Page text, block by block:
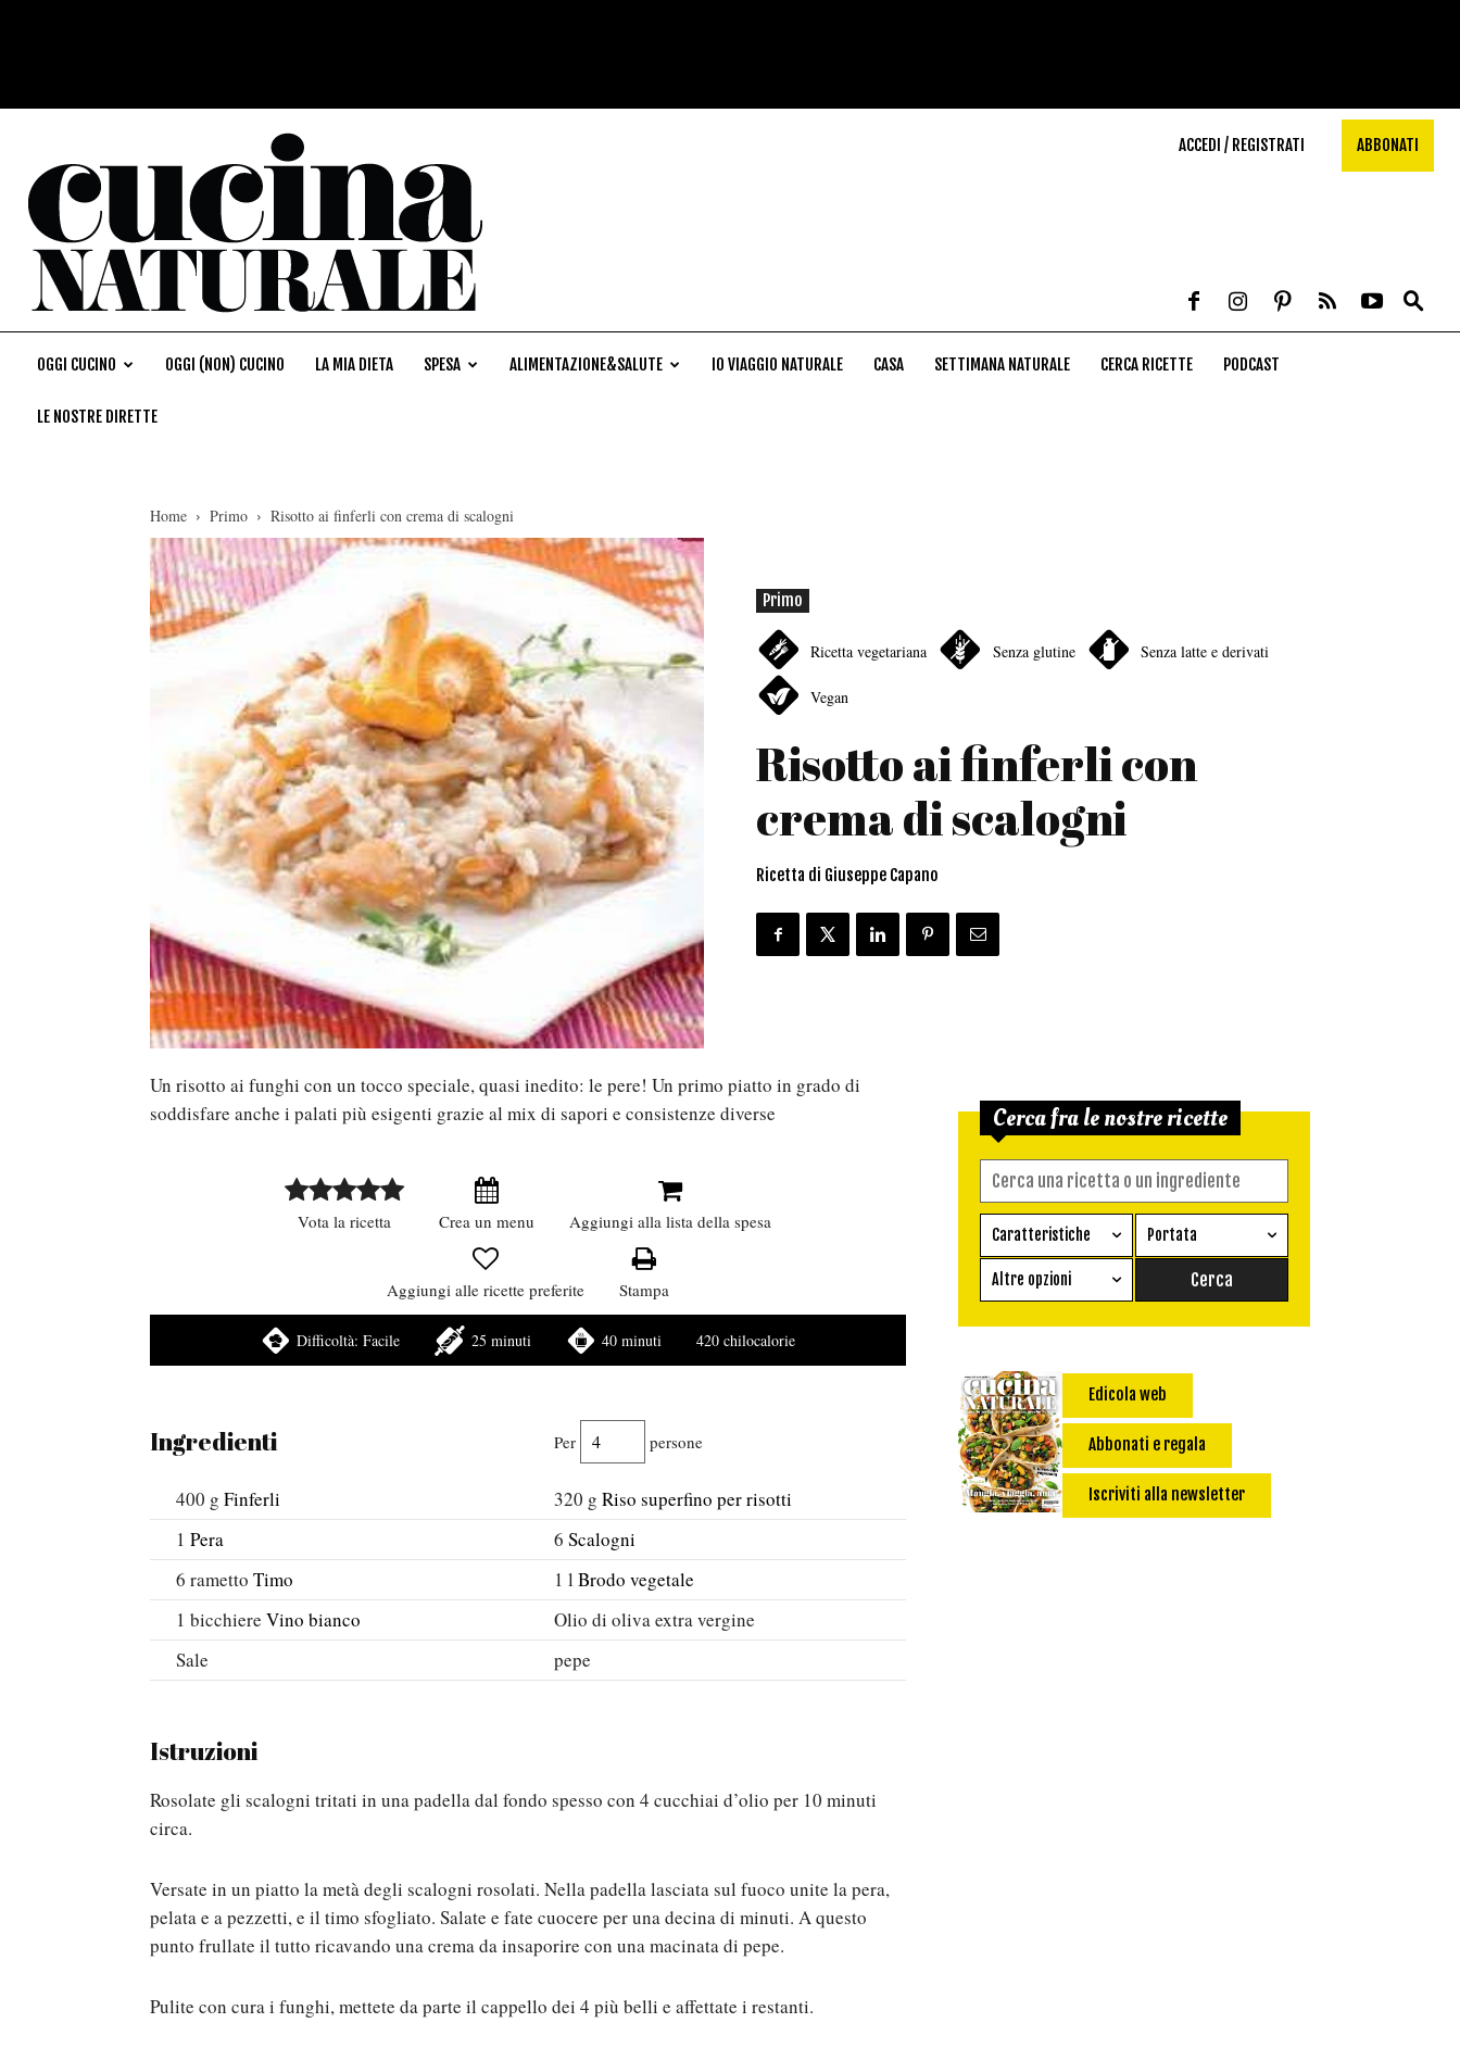
ACCEDI / REGISTRATI ABBONATI
OGGI CUCINO OGGI (NON) CUCINO LA MIA DIETA SPESA ALIMENTAZIONE&SALUTE IO VIAGGIO NATURALE CASA SETTIMANA NATURALE CERCA RICETTE PODCAST
LE NOSTRE DIRETTE
Home Primo Risotto ai finferli con crema di scalogni
Primo
Ricetta vegetariana Senza glutine Senza latte e derivati
Vegan
Risotto ai finferli con
crema di scalogni
Ricetta di Giuseppe Capano
Un risotto ai funghi con un tocco speciale, quasi inedito: le pere! Un primo piatto in grado di
soddisfare anche i palati più esigenti grazie al mix di sapori e consistenze diverse
Vota la ricetta Crea un menu Aggiungi alla lista della spesa
Aggiungi alle ricette preferite Stampa
Difficoltà:Facile 25 minuti 40 minuti 420 chilocalorie
Ingredienti Per persone
400 g Finferli 320 g Riso superfino per risotti
1 Pera 6 Scalogni
6 rametto Timo 1 l Brodo vegetale
1 bicchiere Vino bianco
Olio di oliva extra vergine
Sale
pepe
Istruzioni
Rosolate gli scalogni tritati in una padella dal fondo spesso con 4 cucchiai d’olio per 10 minuti
circa.
Versate in un piatto la metà degli scalogni rosolati. Nella padella lasciata sul fuoco unite la pera,
pelata e a pezzetti, e il timo sfogliato. Salate e fate cuocere per una decina di minuti. A questo
punto frullate il tutto ricavando una crema da insaporire con una macinata di pepe.
Pulite con cura i funghi, mettete da parte il cappello dei 4 più belli e affettate i restanti.
Cerca fra le nostre ricette
Caratteristiche
Ricetta vegetariana
Senza glutine
senza uova
Vegan
Portata
Antipasto
Conserva
Dessert
Pane
Salsa
Secondo
Altre opzioni
Impatto Glicemico:
Calorie max (kcal):
Edicola web
Abbonati e regala
Iscriviti alla newsletter